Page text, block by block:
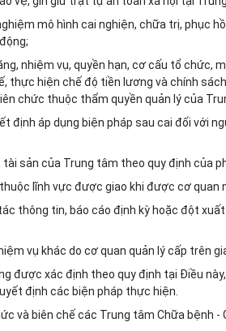
mô hình cai nghiện, chữa trị, phục
nhiệm vụ, quyền hạn, cơ cấu tổ chức,
thực hiện chế độ tiền lương và chính
chức thuộc thẩm quyền quản lý của
định áp dụng biện pháp sau cai đối với
tài sản của Trung tâm theo quy định của
lĩnh vực được giao khi được cơ quan
thông tin, báo cáo định kỳ hoặc đột
vụ khác do cơ quan quản lý cấp trên
được xác định theo quy định tại Điều
định các biện pháp thực hiện.
và biên chế các Trung tâm Chữa bệnh -